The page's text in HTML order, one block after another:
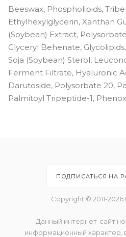
Beeswax, Phospholipids,
Ethylhexylglycerin, Xanthan
(Soybean) Extract,
Glyceryl Behenate,
Soja (Soybean) Sterol,
Ferment Filtrate, Hyaluronic
Darutoside, Polysorbate 20,
Palmitoyl Tripeptide-1,
ПОДПИСАТЬСЯ НА
Copyright © 2011-
Данный интернет-сайт
информационный характер,